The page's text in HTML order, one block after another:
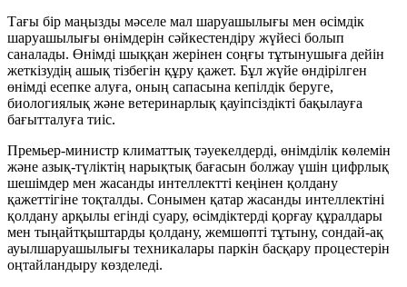
Тағы бір маңызды мәселе мал шаруашылығы мен өсімдік
шаруашылығы өнімдерін сәйкестендіру жүйесі болып
саналады. Өнімді шыққан жерінен соңғы тұтынушыға дейін
жеткізудің ашық тізбегін құру қажет. Бұл жүйе өндірілген
өнімді есепке алуға, оның сапасына кепілдік беруге,
биологиялық және ветеринарлық қауіпсіздікті бақылауға
бағытталуға тиіс.
Премьер-министр климаттық тәуекелдерді, өнімділік көлемін
және азық-түліктің нарықтық бағасын болжау үшін цифрлық
шешімдер мен жасанды интеллектті кеңінен қолдану
қажеттігіне тоқталды. Сонымен қатар жасанды интеллектіні
қолдану арқылы егінді суару, өсімдіктерді қорғау құралдары
мен тыңайтқыштарды қолдану, жемшөпті тұтыну, сондай-ақ
ауылшаруашылығы техникалары паркін басқару процестерін
оңтайландыру көзделеді.